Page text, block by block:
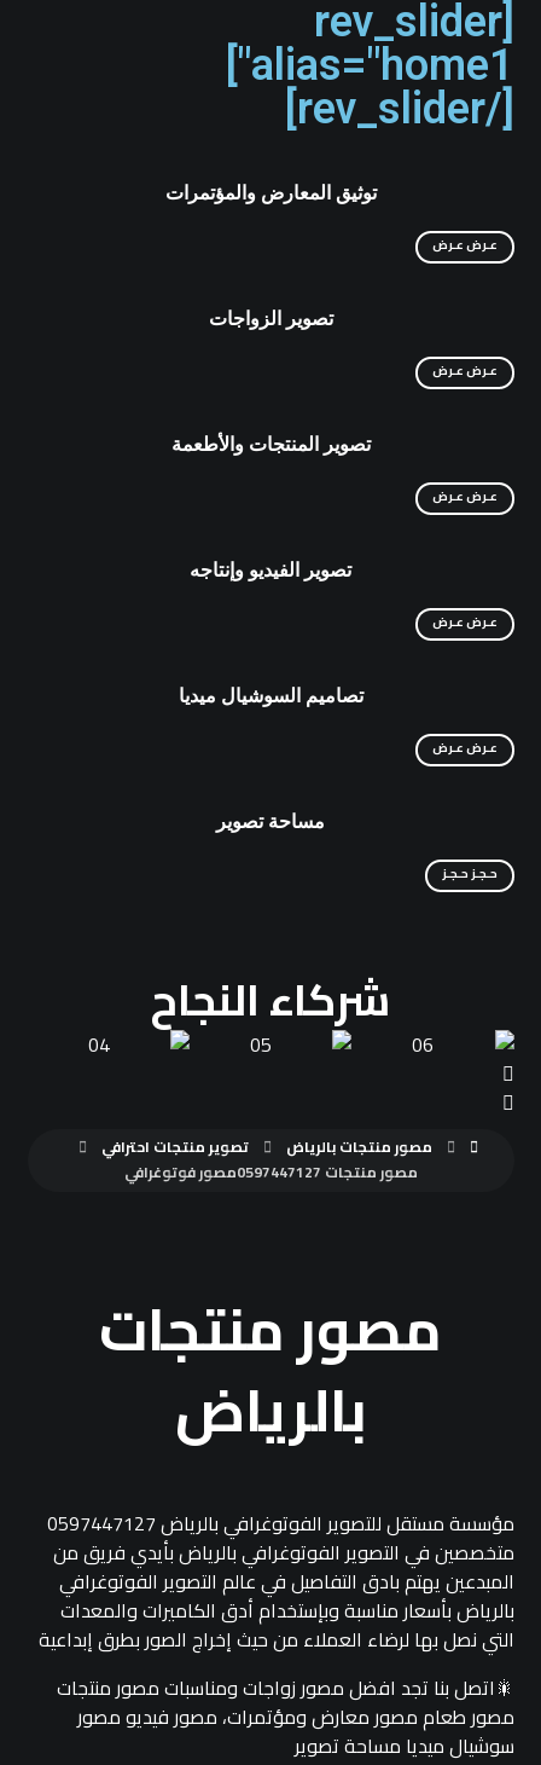
[rev_slider
alias="home1"]
[/rev_slider]
توثيق المعارض والمؤتمرات
عـرضعـرض
تصوير الزواجات
عـرضعـرض
تصوير المنتجات والأطعمة
عـرضعـرض
تصوير الفيديو وإنتاجه
عـرضعـرض
تصاميم السوشيال ميديا
عـرضعـرض
مساحة تصوير
حـجـزحـجـز
شركاء النجاح
مصور منتجات بالرياض
تصوير منتجات احترافي
مصور منتجات 0597447127مصور فوتوغرافي
مصور منتجات
بالرياض
مؤسسة مستقل للتصوير الفوتوغرافي بالرياض 0597447127
متخصصين في التصوير الفوتوغرافي بالرياض بأيدي فريق من
المبدعين يهتم بادق التفاصيل في عالم التصوير الفوتوغرافي
بالرياض بأسعار مناسبة وبإستخدام أدق الكاميرات والمعدات
التي نصل بها لرضاء العملاء من حيث إخراج الصور بطرق إبداعية
🎇اتصل بنا تجد افضل مصور زواجات ومناسبات مصور منتجات
مصور طعام مصور معارض ومؤتمرات، مصور فيديو مصور
سوشيال ميديا مساحة تصوير